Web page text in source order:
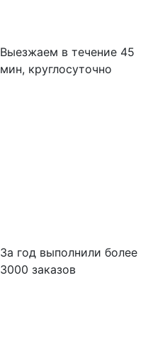
Выезжаем в течение 45
мин, круглосуточно
За год выполнили более
3000 заказов